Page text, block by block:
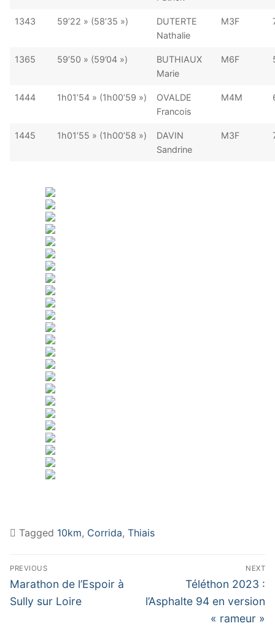
1343 59’22 » (58’35 »)
DUTERTE
Nathalie
M3F
1365 59’50 » (59’04 »)
BUTHIAUX
Marie
M6F
1444 1h01’54 » (1h00’59 »)
OVALDE
Francois
M4M
1445 1h01’55 » (1h00’58 »)
DAVIN
Sandrine
M3F
Tagged 10km, Corrida, Thiais
Navigation
de
l’article
PREVIOUS
Previous
post:
Marathon de l’Espoir à
Sully sur Loire
NEXT
Next
post:
Téléthon 2023 :
l’Asphalte 94 en version
« rameur »